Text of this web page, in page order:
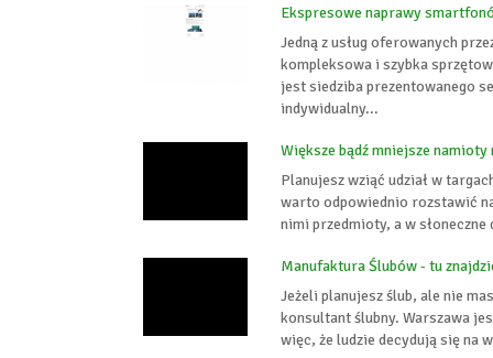
Ekspresowe naprawy
Jedną z usług oferowanych
kompleksowa i szybka
jest siedziba prezentowanego
indywidualny...
Większe bądź mniejsze namioty
Planujesz wziąć udział w
warto odpowiednio rozstawić
nimi przedmioty, a w
Manufaktura Ślubów - tu
Jeżeli planujesz ślub, ale nie
konsultant ślubny. Warszawa
więc, że ludzie decydują się